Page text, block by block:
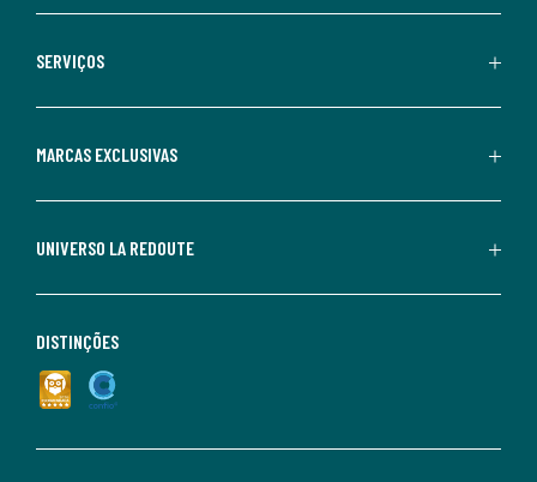
SERVIÇOS
MARCAS EXCLUSIVAS
UNIVERSO LA REDOUTE
DISTINÇÕES